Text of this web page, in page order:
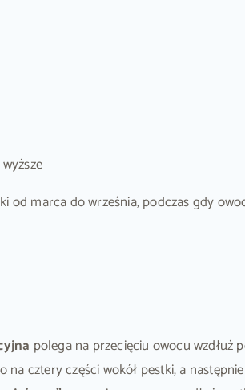
od marca do września, podczas gdy
polega na przecięciu owocu wzdłuż
na cztery części wokół pestki, a